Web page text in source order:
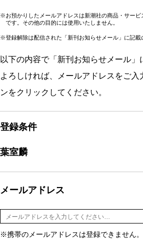
※お預かりしたメールアドレスは新潮社の商品・サー
です。その他の目的には使用いたしません。
※登録解除は配信された「新刊お知らせメール」に記載
以下の内容で「新刊お知らせメール」
よろしければ、メールアドレスをご入
ンをクリックしてください。
登録条件
葉室麟
メールアドレス
※携帯のメールアドレスは登録できません。